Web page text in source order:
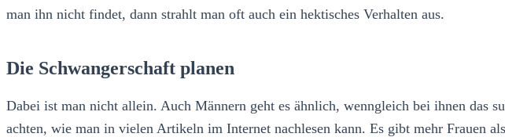
man ihn nicht findet, dann strahlt man oft auch ein hektisches Verhalten aus.
Die Schwangerschaft planen
Dabei ist man nicht allein. Auch Männern geht es ähnlich, wenngleich bei ihnen das
achten, wie man in vielen Artikeln im Internet nachlesen kann. Es gibt mehr Frauen